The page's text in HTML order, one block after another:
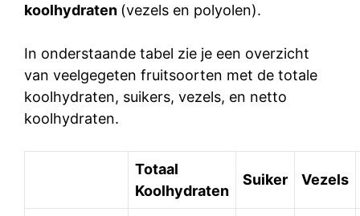
koolhydraten (vezels en polyolen).
In onderstaande tabel zie je een overzicht
van veelgegeten fruitsoorten met de totale
koolhydraten, suikers, vezels, en netto
koolhydraten.
Totaal
Koolhydraten
Suiker Vezels